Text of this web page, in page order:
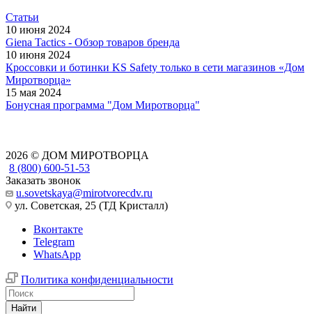
Статьи
10 июня 2024
Giena Tactics - Обзор товаров бренда
10 июня 2024
Кроссовки и ботинки KS Safety только в сети магазинов «Дом
Миротворца»
15 мая 2024
Бонусная программа "Дом Миротворца"
2026 © ДОМ МИРОТВОРЦА
8 (800) 600-51-53
Заказать звонок
u.sovetskaya@mirotvorecdv.ru
ул. Советская, 25 (ТД Кристалл)
Вконтакте
Telegram
WhatsApp
Политика конфиденциальности
Найти